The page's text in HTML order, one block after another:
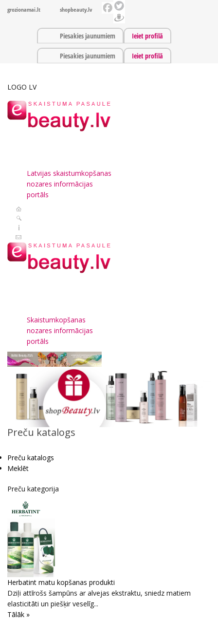
grozionamai.lt shopbeauty.lv
Piesakies jaunumiem Ieiet profilā
Piesakies jaunumiem Ieiet profilā
LOGO LV
Latvijas skaistumkopšanas
nozares informācijas
portāls
Skaistumkopšanas
nozares informācijas
portāls
Preču katalogs
Preču katalogs
Meklēt
Preču kategorija
Herbatint matu kopšanas produkti
Dziļi attīrošs šampūns ar alvejas ekstraktu, sniedz matiem
elasticitāti un piešķir veselīg...
Tālāk »